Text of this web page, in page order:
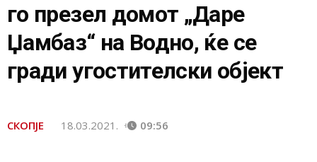
го презел домот „Даре
Џамбаз“ на Водно, ќе се
гради угостителски објект
СКОПЈЕ 18.03.2021. 09:56